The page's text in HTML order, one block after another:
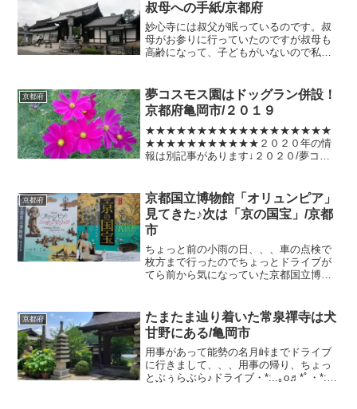
叔母への手紙/京都府
妙心寺には叔父が眠っているのです。叔
母がお参りに行っていたのですが叔母も
高齢になって、子どもがいないので私が
が一人でお参りに行ってその報告をお手
紙でしたのが出てきました(...
京都府
夢コスモス園はドッグラン併設！
京都府亀岡市/２０１９
★★★★★★★★★★★★★★★★★★
★★★★★★★★★★★２０２０年の情
報は別記事があります↓２０２０/夢コス
★★★★★★★★★★★★★★★★★★
★★★★★★★★★★★京都丹波/亀岡の
「夢コスモス...
京都府
京都国立博物館「オリュンピア」
見てきた♪次は「京の国宝」/京都
市
ちょっと前の小雨の日、、、車の点検で
枚方まで行ったのでちょっとドライブが
てら前から気になっていた京都国立博物
立博物館京都市東山区茶屋町527075-525-
2473（...
京都府
たまたま辿り着いた常泉禪寺は犬
甘野にある/亀岡市
用事があって能勢の名月峠までドライブ
に行きまして、、、用事の帰り、ちょっ
とぶぅらぶら♪ドライブ・*:..｡o♬*ﾟ・*:..｡